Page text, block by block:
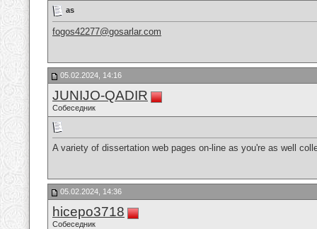
as
fogos42277@gosarlar.com
05.02.2024, 14:16
JUNIJO-QADIR
Собеседник
A variety of dissertation web pages on-line as you're as well
05.02.2024, 14:36
hicepo3718
Собеседник